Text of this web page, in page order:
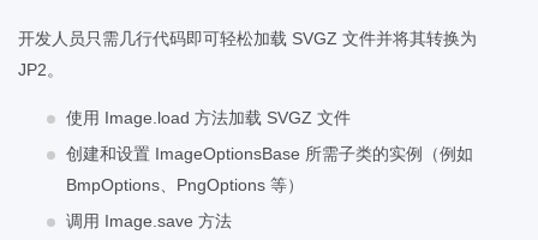
开发人员只需几行代码即可轻松加载 SVGZ 文件并将其转换为
JP2。
使用 Image.load 方法加载 SVGZ 文件
创建和设置 ImageOptionsBase 所需子类的实例（例如
BmpOptions、PngOptions 等）
调用 Image.save 方法